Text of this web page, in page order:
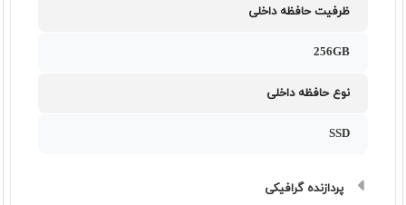
ظرفیت حافظه داخلی
256GB
نوع حافظه داخلی
SSD
پردازنده گرافیکی